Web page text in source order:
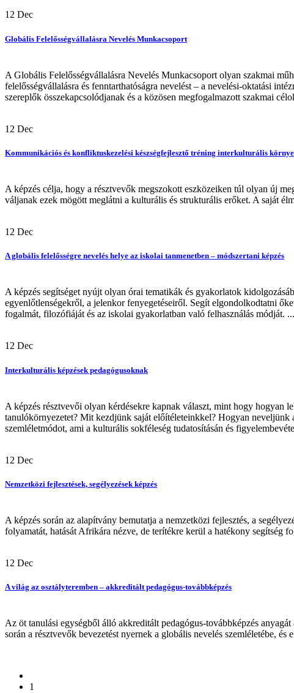
12 Dec
Globális Felelősségvállalásra Nevelés Munkacsoport
A Globális Felelősségvállalásra Nevelés Munkacsoport olyan szakmai
felelősségvállalásra és fenntarthatóságra nevelést – a nevelési-oktatási
szereplők összekapcsolódjanak és a közösen megfogalmazott szakmai
12 Dec
Kommunikációs és konfliktuskezelési készségfejlesztő tréning interkulturális
A képzés célja, hogy a résztvevők megszokott eszközeiken túl olyan új
váljanak ezek mögött meglátni a kulturális és strukturális erőket. A saját
12 Dec
A globális felelősségre nevelés helye az iskolai tanmenetben – módszertani képzés
A képzés segítséget nyújt olyan órai tematikák és gyakorlatok
egyenlőtlenségekről, a jelenkor fenyegetéseiről. Segít elgondolkodtatni
fogalmát, filozófiáját és az iskolai gyakorlatban való felhasználás módját. ...
12 Dec
Interkulturális képzések pedagógusoknak
A képzés résztvevői olyan kérdésekre kapnak választ, mint hogy hogyan
tanulókörnyezetet? Mit kezdjünk saját előítéleteinkkel? Hogyan neveljünk
szemléletmódot, ami a kulturális sokféleség tudatosításán és
12 Dec
Nemzetközi fejlesztések, segélyezések képzés
A képzés során az alapítvány bemutatja a nemzetközi fejlesztés, a
folyamatát, hatását Afrikára nézve, de terítékre kerül a hatékony segítség
12 Dec
A világ az osztályteremben – akkreditált pedagógus-továbbképzés
Az öt tanulási egységből álló akkreditált pedagógus-továbbképzés
során a résztvevők bevezetést nyernek a globális nevelés szemléletébe,
1